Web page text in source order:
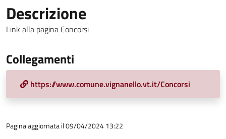
Descrizione
Link alla pagina Concorsi
Collegamenti
https://www.comune.vignanello.vt.it/Concorsi
Pagina aggiornata il 09/04/2024 13:22